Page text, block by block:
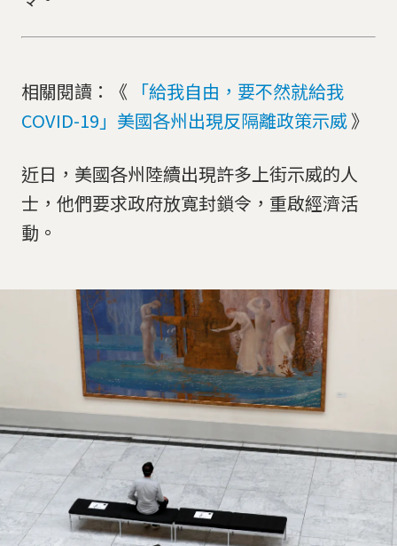
相關閱讀：《
「給我自由，要不然就給我
COVID-19」美國各州出現反隔離政策示威》
近日，美國各州陸續出現許多上街示威的人
士，他們要求政府放寬封鎖令，重啟經濟活
動。